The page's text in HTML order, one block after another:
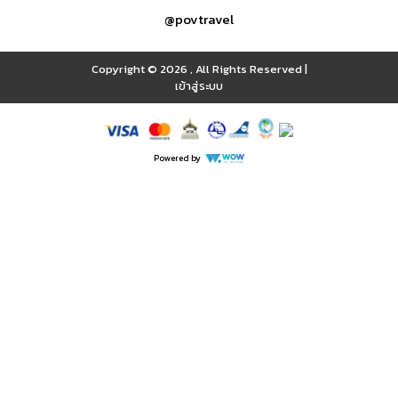
@povtravel
Copyright © 2026 , All Rights Reserved|
เข้าสู่ระบบ
Powered by